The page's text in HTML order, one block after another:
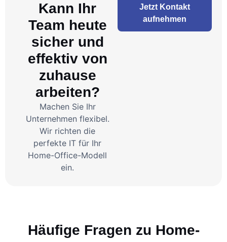
Kann Ihr
Team heute
sicher und
effektiv von
zuhause
arbeiten?
Machen Sie Ihr
Unternehmen flexibel.
Wir richten die
perfekte IT für Ihr
Home-Office-Modell
ein.
Jetzt Kontakt
aufnehmen
Häufige Fragen zu Home-